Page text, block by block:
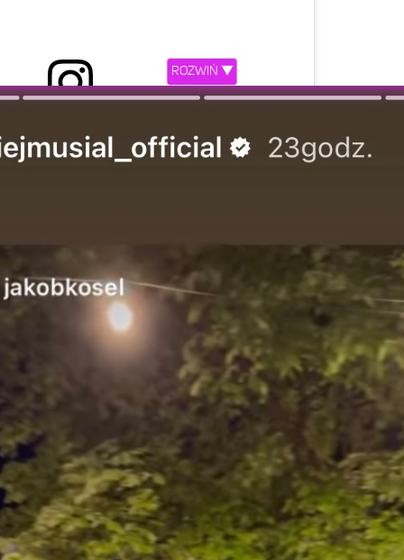
przez Kat Tychoniewicz (@kat.astro)
Maciej Musiał (@maciejmusial_official)
ROZWIŃ ▼